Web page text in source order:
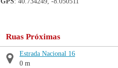
Ruas Próximas
Estrada Nacional 16
0 m